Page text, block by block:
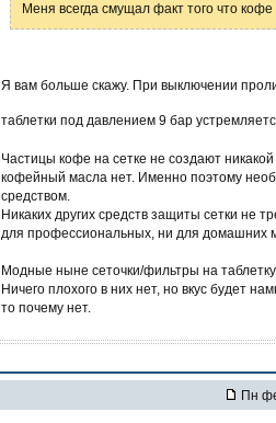
Меня всегда смущал факт того что кофе
Я вам больше скажу. При выключении
таблетки под давлением 9 бар
Частицы кофе на сетке не создают
кофейный масла нет. Именно поэтому
средством.
Никаких других средств защиты сетки не
для профессиональных, ни для домашних
Модные ныне сеточки/фильтры на
Ничего плохого в них нет, но вкус будет
то почему нет.
Пн